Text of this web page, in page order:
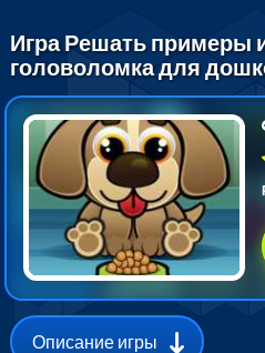
Игра Решать примеры
головоломка для
Описание игры